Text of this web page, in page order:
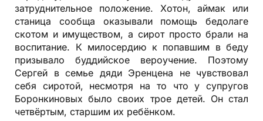
затруднительное положение. Хотон, аймак или
станица сообща оказывали помощь бедолаге
скотом и имуществом, а сирот просто брали на
воспитание. К милосердию к попавшим в беду
призывало буддийское вероучение. Поэтому
Сергей в семье дяди Эренцена не чувствовал
себя сиротой, несмотря на то что у супругов
Боронкиновых было своих трое детей. Он стал
четвёртым, старшим их ребёнком.